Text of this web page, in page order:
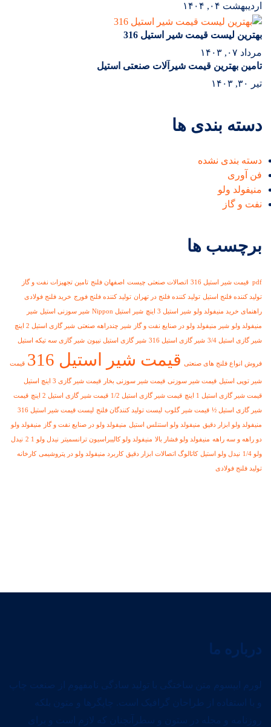
اردیبهشت ۰۴, ۱۴۰۴
بهترین لیست قیمت شیر استیل 316
مرداد ۰۷, ۱۴۰۳
تامین بهترین قیمت شیرآلات صنعتی استیل
تیر ۳۰, ۱۴۰۳
دسته بندی ها
دسته بندی نشده
فن آوری
منیفولد ولو
نفت و گاز
برچسب ها
pdf قیمت شیر استیل 316 اتصالات صنعتی چیست اصفهان فلنج تامین تجهیزات نفت و گاز
تولید کننده فلنج استیل تولید کننده فلنج در تهران تولید کننده فلنج فورج خرید فلنج فولادی
راهنمای خرید منیفولد ولو شیر استیل 3 اینچ شیر استیل Nippon شیر سوزنی استیل شیر
منیفولد ولو شیر منیفولد ولو در صنایع نفت و گاز شیر چندراهه صنعتی شیر گازی استیل 2 اینچ
شیر گازی استیل 3/4 شیر گازی استیل 316 شیر گازی استیل نیپون شیر گازی سه تیکه استیل
فروش انواع فلنج های صنعتی قیمت شیر استیل 316 قیمت
شیر توپی استیل قیمت شیر سوزنی قیمت شیر سوزنی بخار قیمت شیر گازی 3 اینچ استیل
قیمت شیر گازی استیل 1 اینچ قیمت شیر گازی استیل 1/2 قیمت شیر گازی استیل 2 اینچ قیمت
شیر گازی استیل ½ قیمت شیر گلوب لیست تولید کنندگان فلنج لیست قیمت شیر استیل 316
منیفولد ولو ابزار دقیق منیفولد ولو استنلس استیل منیفولد ولو در صنایع نفت و گاز منیفولد ولو
دو راهه و سه راهه منیفولد ولو فشار بالا منیفولد ولو کالیبراسیون ترانسمیتر نیدل ولو 1 2 نیدل
ولو 1/4 نیدل ولو استیل کاتالوگ اتصالات ابزار دقیق کاربرد منیفولد ولو در پتروشیمی کارخانه
تولید فلنج فولادی
درباره ما
لورم ایپسوم متن ساختگی با تولید سادگی نامفهوم از صنعت چاپ
و با استفاده از طراحان گرافیک است. چاپگرها و متون بلکه
روزنامه و مجله در ستون و سطرآنچنان که لازم است و برای